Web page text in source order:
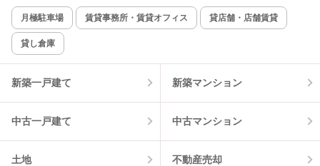
新着のみ インターネット無料
該当件数:
6
月極駐車場 賃貸事務所・賃貸オフィス 貸店舗・店舗賃貸
貸し倉庫
新築一戸建て 新築マンション
中古一戸建て 中古マンション
土地 不動産売却